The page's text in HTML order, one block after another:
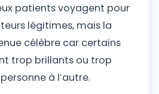
patients voyagent pour
légitimes, mais la
célèbre car certains
trop brillants ou trop
à l’autre.